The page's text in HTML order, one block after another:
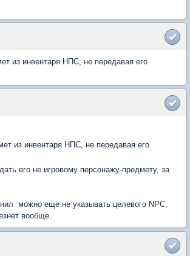
из инвентаря НПС, не передавая его
из инвентаря НПС, не передавая его
его не игровому персонажу-предмету, за
 можно еще не указывать целевого NPC,
вообще.